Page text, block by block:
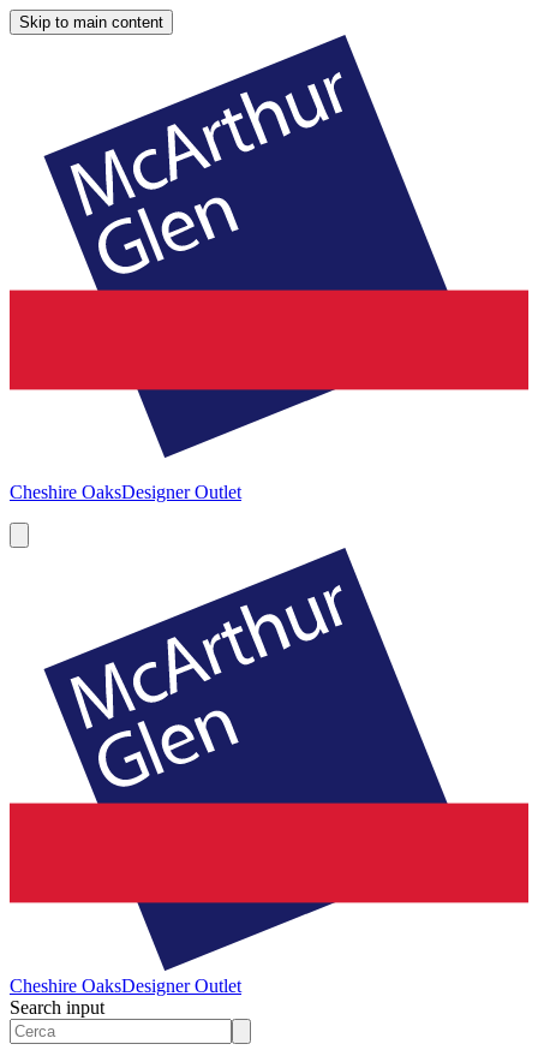
Skip to main content
Cheshire OaksDesigner Outlet
Cheshire OaksDesigner Outlet
Search input